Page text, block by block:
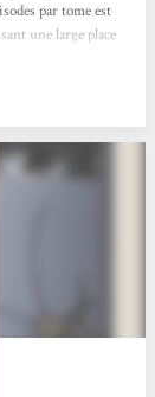
par tome est
une large place
déjà mouche